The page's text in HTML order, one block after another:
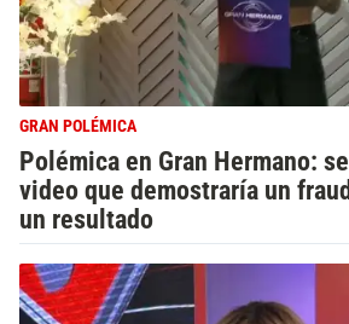
GRAN POLÉMICA
Polémica en Gran Hermano:
video que demostraría un
un resultado